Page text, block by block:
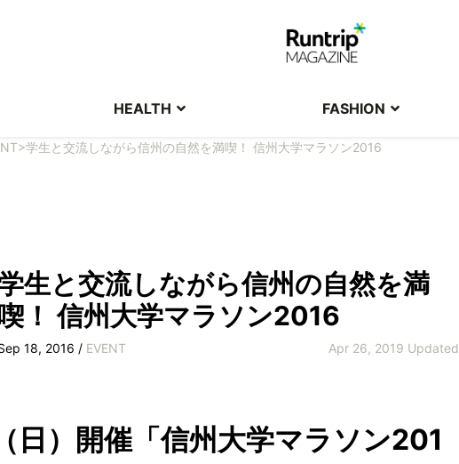
HEALTH FASHION
>学生と交流しながら信州の自然を満喫！ 信州大学マラソン2016
生と交流しながら信州の自然を満
！ 信州大学マラソン2016
18, 2016 / EVENT Apr 26, 2019 Updated
日）開催「信州大学マラソン201